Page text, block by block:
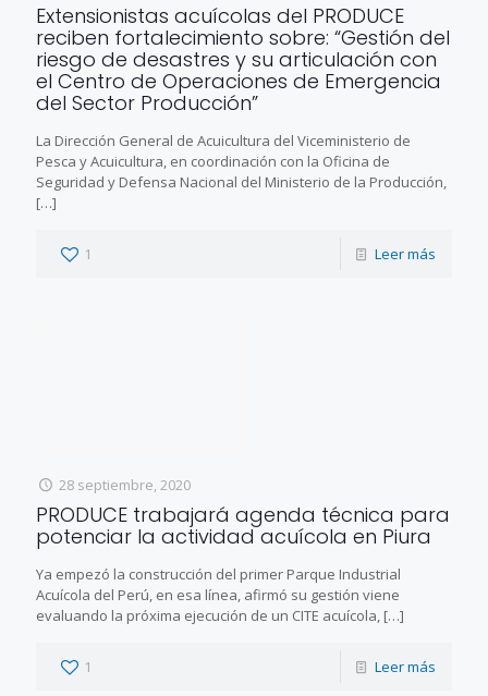
Extensionistas acuícolas del PRODUCE
reciben fortalecimiento sobre: “Gestión del
riesgo de desastres y su articulación con
el Centro de Operaciones de Emergencia
del Sector Producción”
La Dirección General de Acuicultura del Viceministerio de
Pesca y Acuicultura, en coordinación con la Oficina de
Seguridad y Defensa Nacional del Ministerio de la Producción,
[…]
1 Leer más
28 septiembre, 2020
PRODUCE trabajará agenda técnica para
potenciar la actividad acuícola en Piura
Ya empezó la construcción del primer Parque Industrial
Acuícola del Perú, en esa línea, afirmó su gestión viene
evaluando la próxima ejecución de un CITE acuícola, […]
1 Leer más